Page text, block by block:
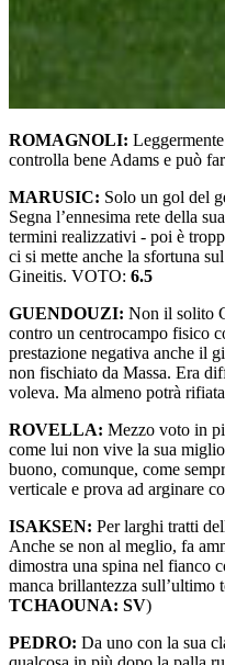
ROMAGNOLI:
controlla bene Adams e può
MARUSIC: Solo un gol del
Segna l’ennesima rete della
termini realizzativi - poi è
ci si mette anche la sfortuna
Gineitis. VOTO: 6.5
GUENDOUZI: Non il solito
contro un centrocampo fisico
prestazione negativa anche il
non fischiato da Massa. Era
voleva. Ma almeno potrà
ROVELLA: Mezzo voto in
come lui non vive la sua
buono, comunque, come
verticale e prova ad arginare
ISAKSEN: Per larghi tratti
Anche se non al meglio, fa
dimostra una spina nel fianco
manca brillantezza sull’ultimo
TCHAOUNA: SV)
PEDRO: Da uno con la sua